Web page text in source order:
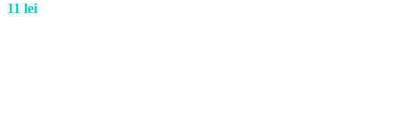
11 lei